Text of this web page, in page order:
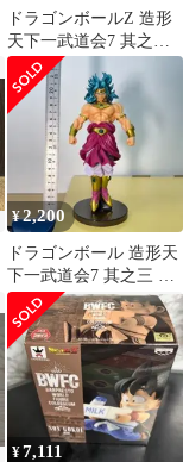
ドラゴンボールZ 造形
天下一武道会7 其之三
ブロリー 通常カラー 国
内正規品
¥2,200
ドラゴンボール 造形天
下一武道会7 其之三 ブ
ロリー フィギュア
¥7,111